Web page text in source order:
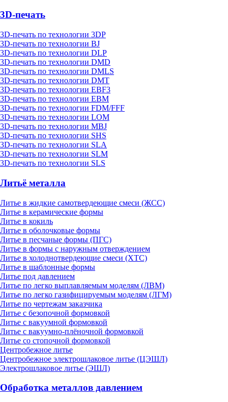
3D-печать
3D-печать по технологии 3DP
3D-печать по технологии BJ
3D-печать по технологии DLP
3D-печать по технологии DMD
3D-печать по технологии DMLS
3D-печать по технологии DMT
3D-печать по технологии EBF3
3D-печать по технологии EBM
3D-печать по технологии FDM/FFF
3D-печать по технологии LOM
3D-печать по технологии MBJ
3D-печать по технологии SHS
3D-печать по технологии SLA
3D-печать по технологии SLM
3D-печать по технологии SLS
Литьё металла
Литье в жидкие самотвердеющие смеси (ЖСС)
Литье в керамические формы
Литье в кокиль
Литье в оболочковые формы
Литье в песчаные формы (ПГС)
Литье в формы с наружным отверждением
Литье в холоднотвердеющие смеси (ХТС)
Литье в шаблонные формы
Литье под давлением
Литье по легко выплавляемым моделям (ЛВМ)
Литье по легко газифицируемым моделям (ЛГМ)
Литье по чертежам заказчика
Литье с безопочной формовкой
Литье с вакуумной формовкой
Литье с вакуумно-плёночной формовкой
Литье со стопочной формовкой
Центробежное литье
Центробежное электрошлаковое литье (ЦЭШЛ)
Электрошлаковое литье (ЭШЛ)
Обработка металлов давлением